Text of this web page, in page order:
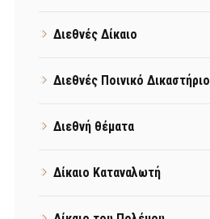
Διεθνές Δίκαιο
Διεθνές Ποινικό Δικαστήριο
Διεθνή θέματα
Δίκαιο Καταναλωτή